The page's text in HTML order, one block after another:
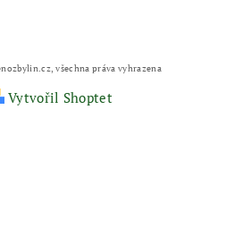
všechna práva vyhrazena
Vytvořil Shoptet